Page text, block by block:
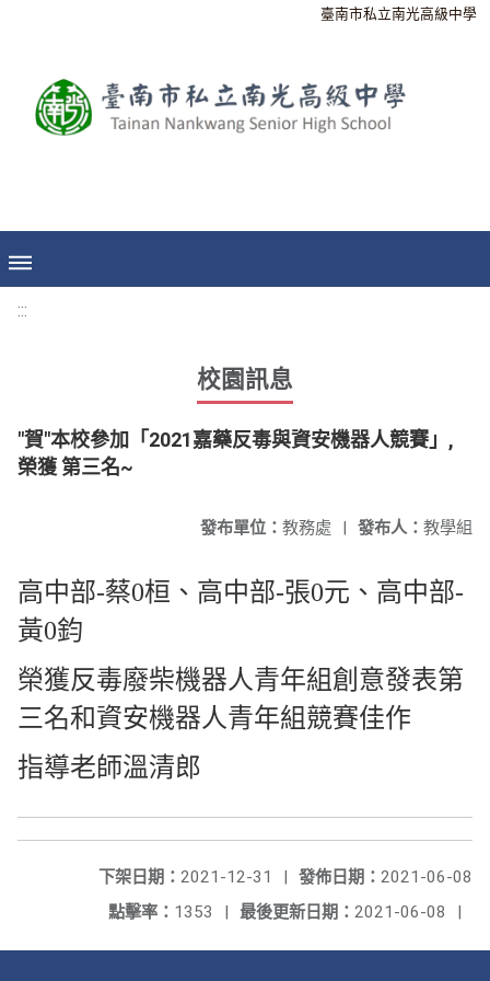
臺南市私立南光高級中學
:::
校園訊息
"賀"本校參加「2021嘉藥反毒與資安機器人競賽」,
榮獲 第三名~
發布人： 教學組
發布單位： 教務處 |
高中部-蔡0桓、高中部-張0元、高中部-
黃0鈞
榮獲反毒廢柴機器人青年組創意發表第
三名和資安機器人青年組競賽佳作
指導老師溫清郎
發佈日期： 2021-06-08
下架日期： 2021-12-31
|
最後更新日期： 2021-06-08 |
點擊率： 1353 |